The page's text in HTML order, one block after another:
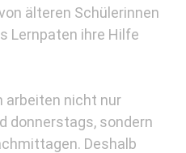
älteren Schülerinnen
Lernpaten ihre Hilfe
arbeiten nicht nur
donnerstags, sondern
Deshalb